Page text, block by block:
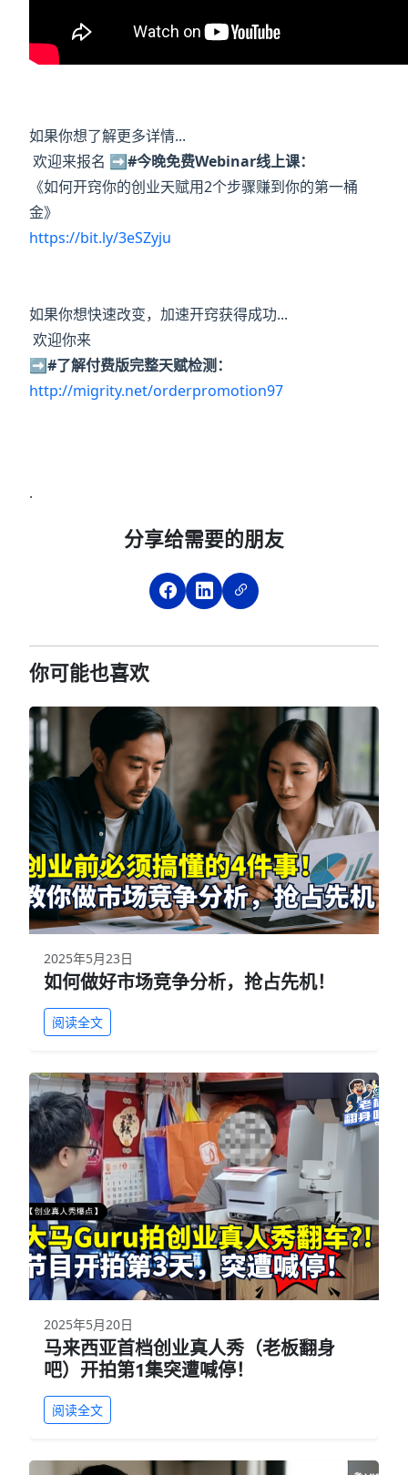
如果你想了解更多详情...
欢迎来报名 ➡️#今晚免费Webinar线上课：
《如何开窍你的创业天赋用2个步骤赚到你的第一桶
金》
https://bit.ly/3eSZyju
如果你想快速改变，加速开窍获得成功...
欢迎你来
➡️#了解付费版完整天赋检测：
http://migrity.net/orderpromotion97
.
分享给需要的朋友
你可能也喜欢
2025年5月23日
如何做好市场竞争分析，抢占先机！
阅读全文
2025年5月20日
马来西亚首档创业真人秀（老板翻身
吧）开拍第1集突遭喊停！
阅读全文